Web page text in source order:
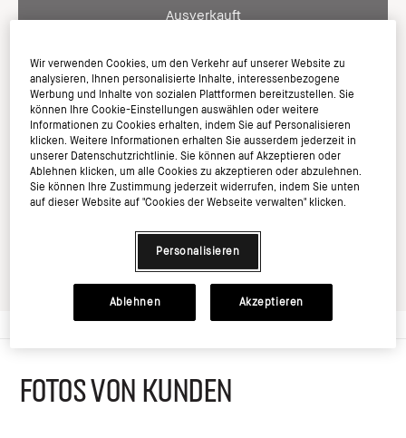
Ausverkauft
Werde Mitglied im Bobbi Brown Club und sichern
Sie sich 20% auf Ihren ersten Einkauf*
Zutaten & Sicherheit
FOTOS VON KUNDEN
Wir verwenden Cookies, um den Verkehr auf unserer Website zu
analysieren, Ihnen personalisierte Inhalte, interessenbezogene
Werbung und Inhalte von sozialen Plattformen bereitzustellen. Sie
können Ihre Cookie-Einstellungen auswählen oder weitere
Informationen zu Cookies erhalten, indem Sie auf Personalisieren
klicken. Weitere Informationen erhalten Sie ausserdem jederzeit in
unserer Datenschutzrichtlinie. Sie können auf Akzeptieren oder
Ablehnen klicken, um alle Cookies zu akzeptieren oder abzulehnen.
Sie können Ihre Zustimmung jederzeit widerrufen, indem Sie unten
auf dieser Website auf "Cookies der Webseite verwalten" klicken.
Personalisieren
Ablehnen Akzeptieren